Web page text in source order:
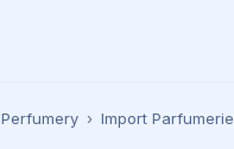
Perfumery › Import Parfumerie